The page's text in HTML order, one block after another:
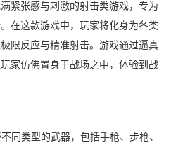
紧张感与刺激的射击类游戏，专为
在这款游戏中，玩家将化身为各类
限反应与精准射击。游戏通过逼真
家仿佛置身于战场之中，体验到战
同类型的武器，包括手枪、步枪、